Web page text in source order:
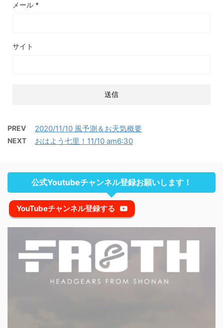
メール *
サイト
PREV 2020/11/10 風予測＆お天気概要
NEXT おはよう七里！11/10 am6:30
公式Youtubeチャンネル登録お願いします！
YouTubeチャンネル登録する